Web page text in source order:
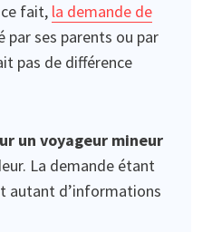
ce fait, la demande de
par ses parents ou par
pas de différence
un voyageur mineur
La demande étant
autant d’informations